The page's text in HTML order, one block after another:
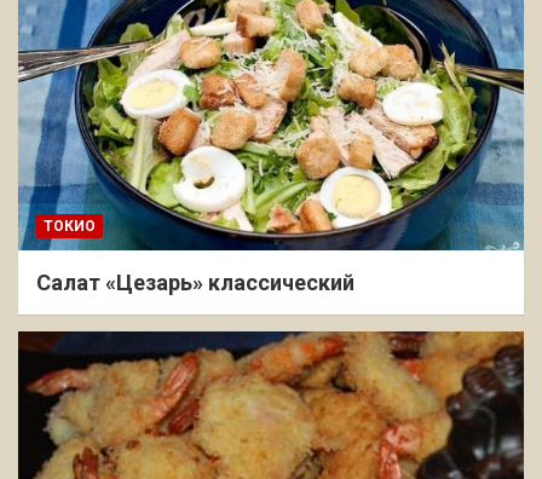
ТОКИО
Салат «Цезарь» классический